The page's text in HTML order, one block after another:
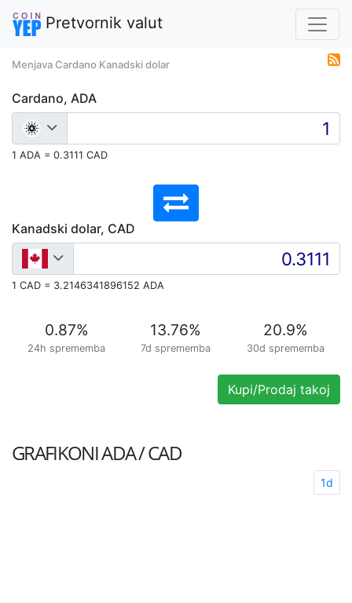
Pretvornik valut
Menjava Cardano Kanadski dolar
Cardano, ADA
1 ADA = 0.3111 CAD
Kanadski dolar, CAD
1 CAD = 3.2146341896152 ADA
0.87%
24h sprememba
13.76%
7d sprememba
20.9%
30d sprememba
Kupi/Prodaj takoj
GRAFIKONIADA / CAD
1d